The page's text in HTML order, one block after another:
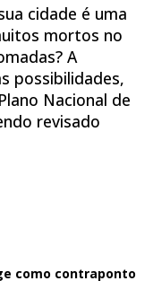
cidade é uma
mortos no
A
possibilidades,
Nacional de
revisado
como contraponto